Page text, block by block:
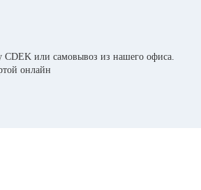
CDEK или самовывоз из нашего офиса.
онлайн